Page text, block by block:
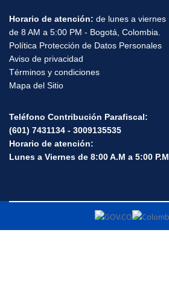
Horario de atención: de lunes a viernes
de 8 AM a 5:00 PM - Bogotá, Colombia.
Política Protección de Datos Personales
Aviso de privacidad
Términos y condiciones
Mapa del Sitio
Teléfono Contribución Parafiscal:
(601) 7431134 - 3009135535
Horario de atención:
Lunes a Viernes de 8:00 A.M a 5:00 P.M